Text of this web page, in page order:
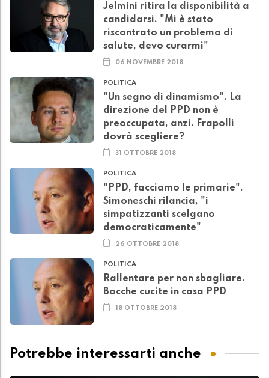
Jelmini ritira la disponibilità a
candidarsi. "Mi è stato
riscontrato un problema di
salute, devo curarmi"
06 NOVEMBRE 2018
POLITICA
"Un segno di dinamismo". La
direzione del PPD non è
preoccupata, anzi. Frapolli
dovrà scegliere?
31 OTTOBRE 2018
POLITICA
"PPD, facciamo le primarie".
Simoneschi rilancia, "i
simpatizzanti scelgano
democraticamente"
26 OTTOBRE 2018
POLITICA
Rallentare per non sbagliare.
Bocche cucite in casa PPD
18 OTTOBRE 2018
Potrebbe interessarti anche